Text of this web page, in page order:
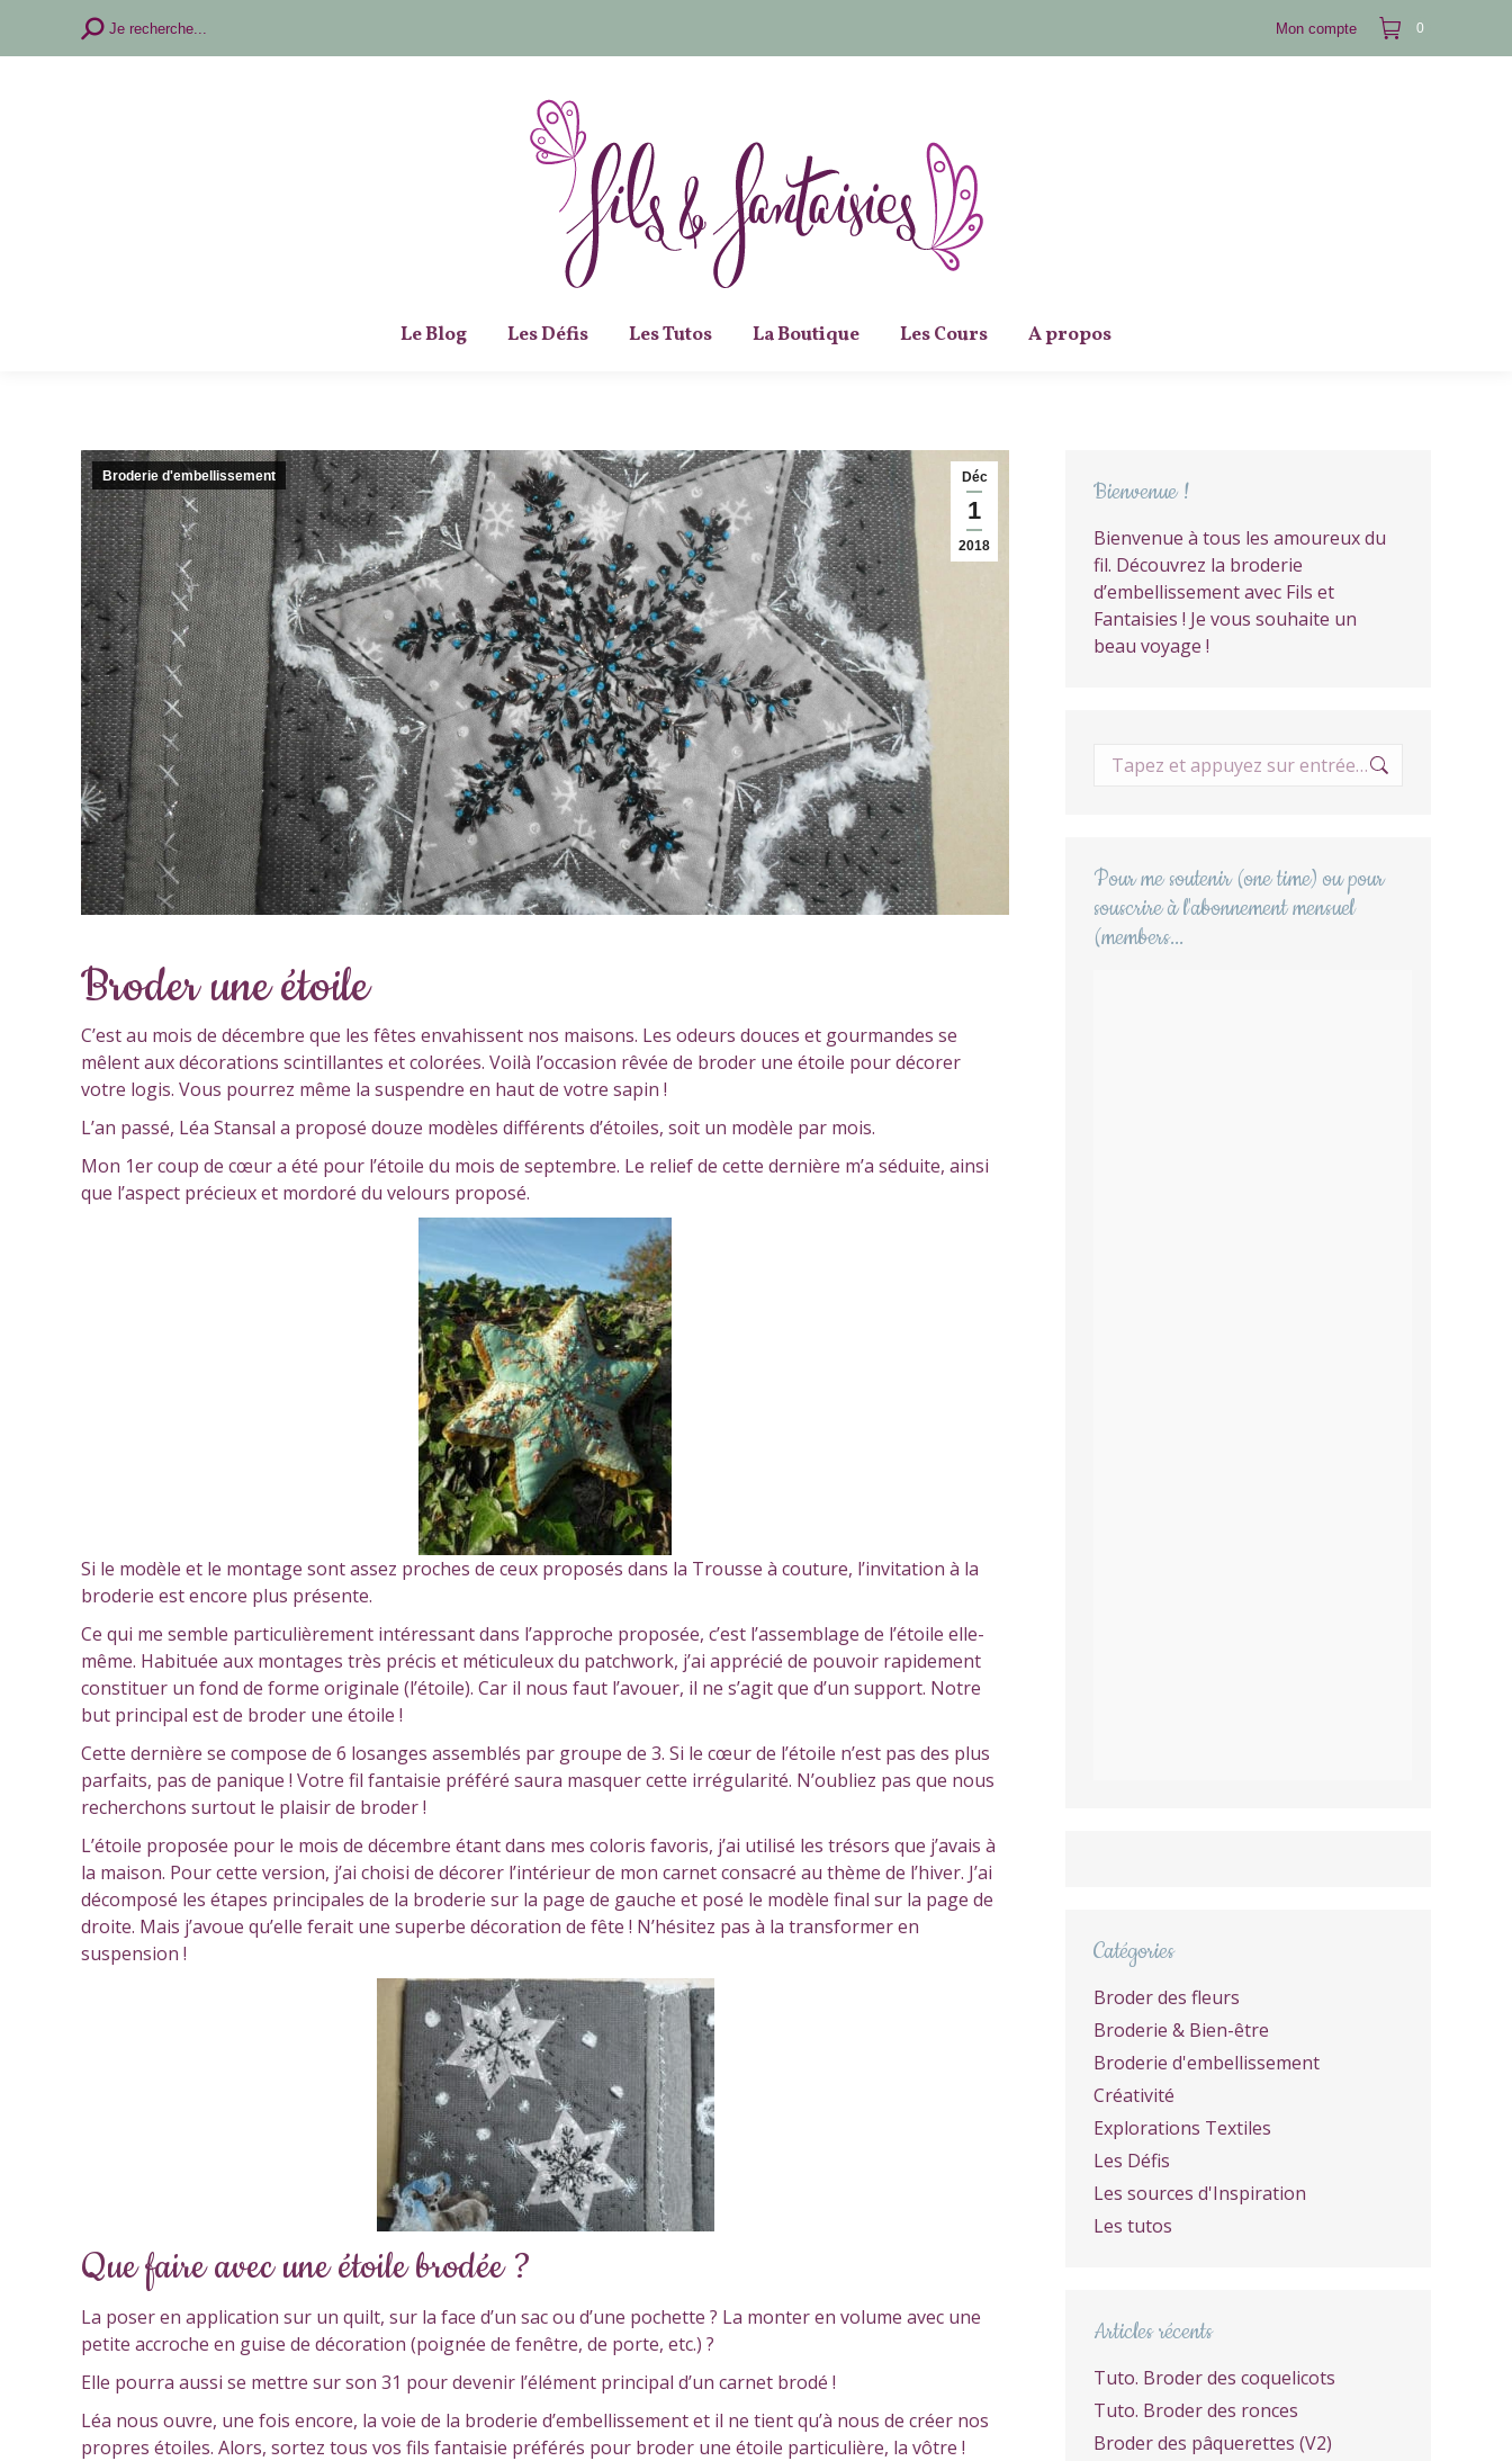
Recherche
Je recherche... Mon compte 0
Le Blog Les Défis Les Tutos La Boutique Les Cours A propos
Déc
1
2018
Broderie d'embellissement
Broder une étoile
C’est au mois de décembre que les fêtes envahissent nos maisons. Les odeurs douces et gourmandes se
mêlent aux décorations scintillantes et colorées. Voilà l’occasion rêvée de broder une étoile pour décorer
votre logis. Vous pourrez même la suspendre en haut de votre sapin !
L’an passé, Léa Stansal a proposé douze modèles différents d’étoiles, soit un modèle par mois.
Mon 1er coup de cœur a été pour l’étoile du mois de septembre. Le relief de cette dernière m’a séduite, ainsi
que l’aspect précieux et mordoré du velours proposé.
Si le modèle et le montage sont assez proches de ceux proposés dans la Trousse à couture, l’invitation à la
broderie est encore plus présente.
Ce qui me semble particulièrement intéressant dans l’approche proposée, c’est l’assemblage de l’étoile elle-
même. Habituée aux montages très précis et méticuleux du patchwork, j’ai apprécié de pouvoir rapidement
constituer un fond de forme originale (l’étoile). Car il nous faut l’avouer, il ne s’agit que d’un support. Notre
but principal est de broder une étoile !
Cette dernière se compose de 6 losanges assemblés par groupe de 3. Si le cœur de l’étoile n’est pas des plus
parfaits, pas de panique ! Votre fil fantaisie préféré saura masquer cette irrégularité. N’oubliez pas que nous
recherchons surtout le plaisir de broder !
L’étoile proposée pour le mois de décembre étant dans mes coloris favoris, j’ai utilisé les trésors que j’avais à
la maison. Pour cette version, j’ai choisi de décorer l’intérieur de mon carnet consacré au thème de l’hiver. J’ai
décomposé les étapes principales de la broderie sur la page de gauche et posé le modèle final sur la page de
droite. Mais j’avoue qu’elle ferait une superbe décoration de fête ! N’hésitez pas à la transformer en
suspension !
Que faire avec une étoile brodée ?
La poser en application sur un quilt, sur la face d’un sac ou d’une pochette ? La monter en volume avec une
petite accroche en guise de décoration (poignée de fenêtre, de porte, etc.) ?
Elle pourra aussi se mettre sur son 31 pour devenir l’élément principal d’un carnet brodé !
Léa nous ouvre, une fois encore, la voie de la broderie d’embellissement et il ne tient qu’à nous de créer nos
propres étoiles. Alors, sortez tous vos fils fantaisie préférés pour broder une étoile particulière, la vôtre !
Bienvenue !
Bienvenue à tous les amoureux du
fil. Découvrez la broderie
d’embellissement avec Fils et
Fantaisies ! Je vous souhaite un
beau voyage !
Recherche
Pour me soutenir (one time) ou pour
souscrire à l'abonnement mensuel
(members...
Catégories
Broder des fleurs
Broderie & Bien-être
Broderie d'embellissement
Créativité
Explorations Textiles
Les Défis
Les sources d'Inspiration
Les tutos
Articles récents
Tuto. Broder des coquelicots
Tuto. Broder des ronces
Broder des pâquerettes (V2)